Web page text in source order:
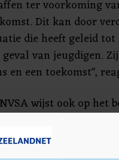
ter voorkoming
Dit kan door
die heeft geleid
van jeugdigen.
en een toekomst",
wijst ook op het
mening dat er meer
na een